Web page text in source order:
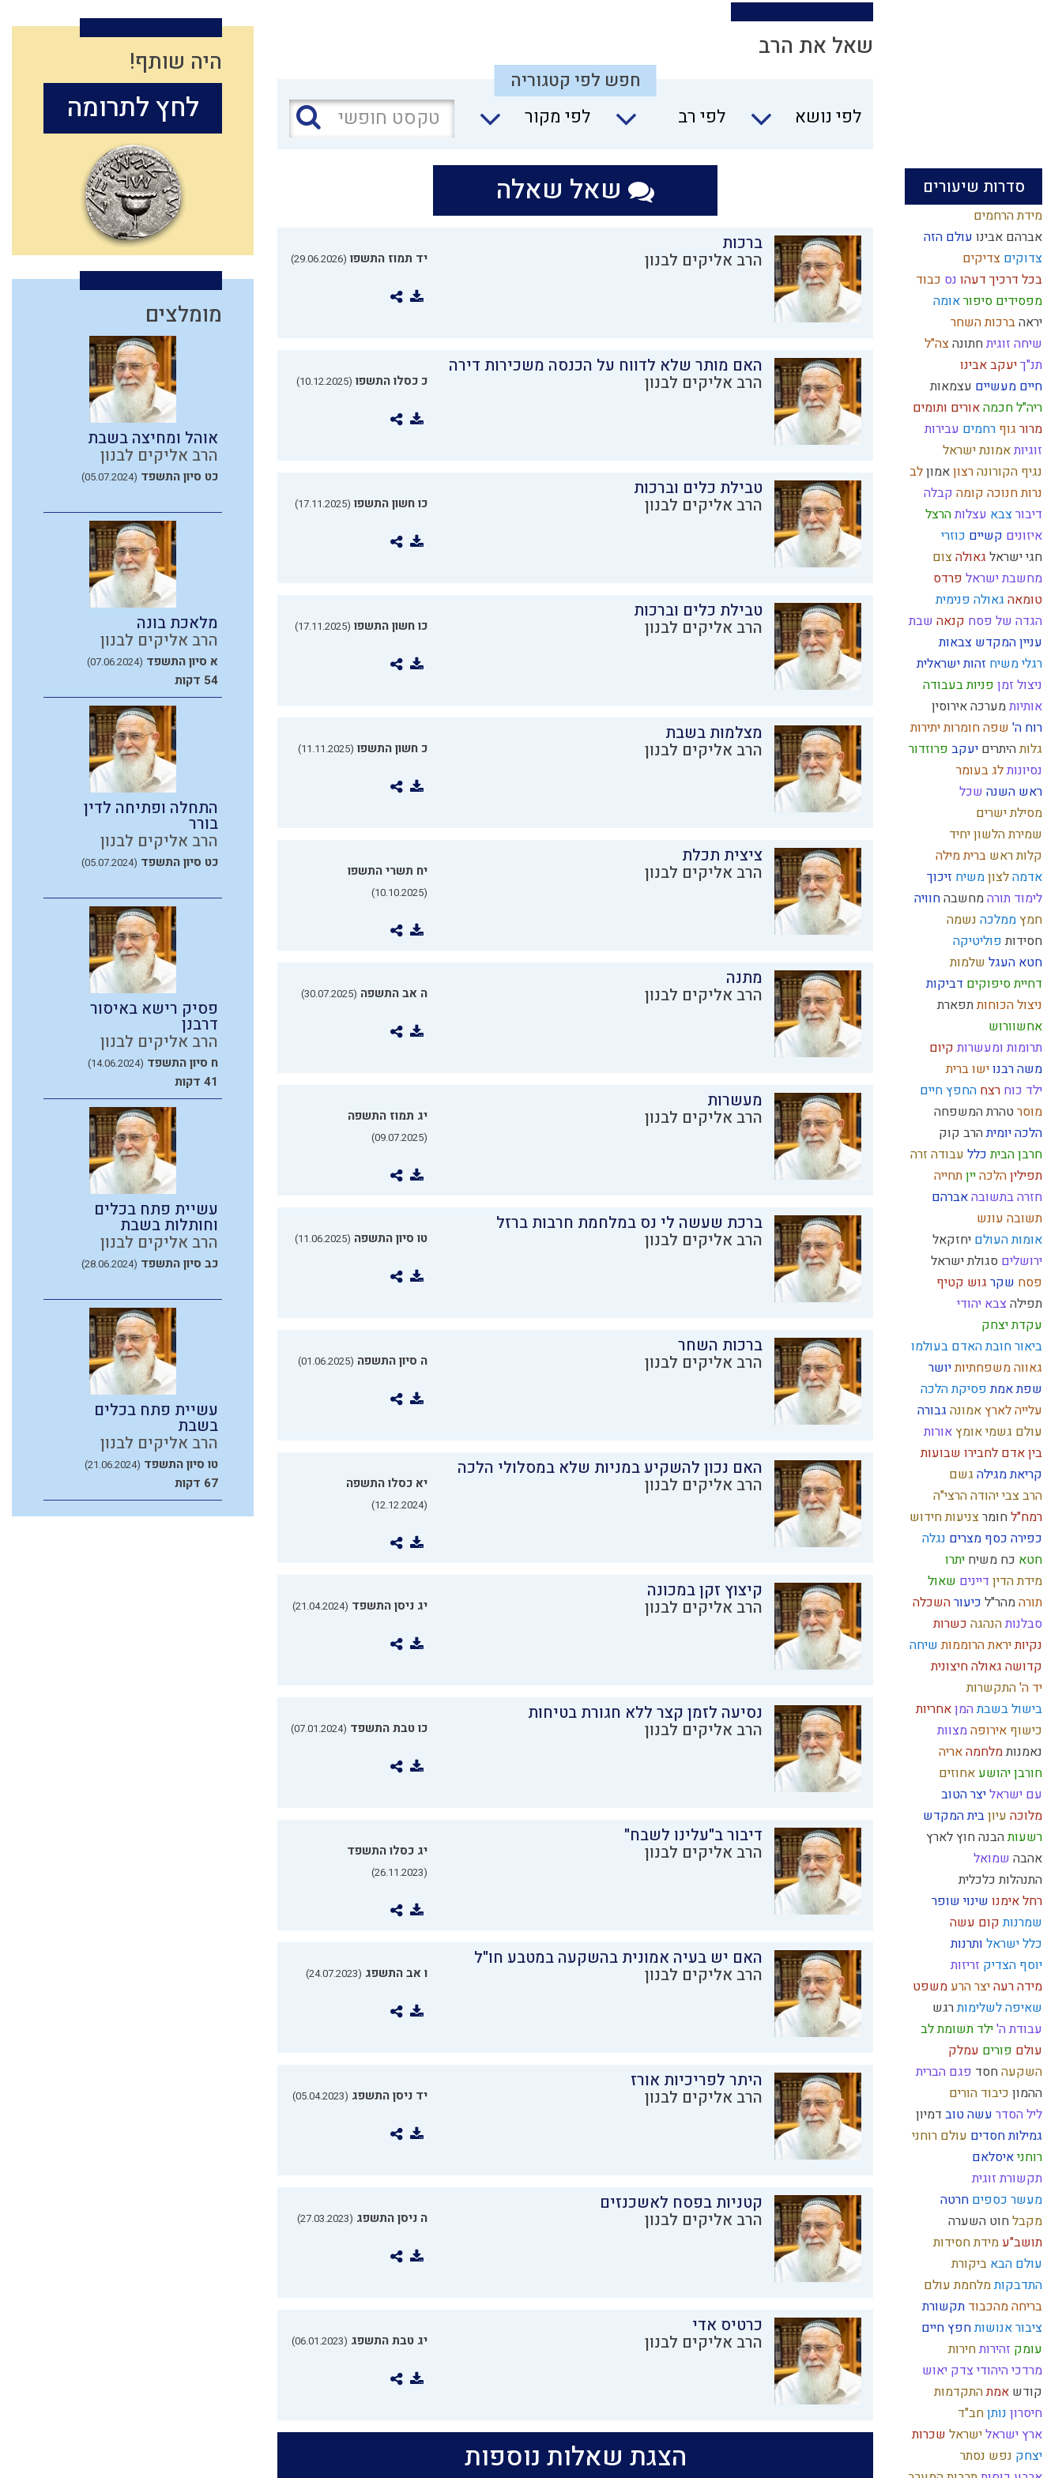
סדרות שיעורים
מידת הרחמים
אברהם אבינו עולם הזה
צדוקים צדיקים
בכל דרכיך דעהו נס כבוד
מפסידים סיפוראומה
יראהברכות השחר
שיחה זוגיתחתונהצה"ל
תנ"ךיעקב אבינו
חיים מעשיים עצמאות
ריה"לחכמהאורים ותומים
מרור גוף רחמים עבירות
זוגיותאמונת ישראל
נגיף הקורונהרצוןאמוןלב
נרות חנוכה קומה קבלה
דיבורצבא עצלותהרצל
איזונים קשיים כוזרי
חגי ישראל גאולהצום
מחשבת ישראל פרדס
טומאה גאולה פנימית
הגדה של פסח קנאה שבת
עניין המקדש צבאות
רגלי משיח זהות ישראלית
ניצול זמן פניות בעבודה
אותיותמערכהאירוסין
רוח ה' שפהחומרות יתירות
גלותהיתרים יעקב פרוזדור
נסיונותלג בעומר
ראש השנה שכל
מסילת ישרים
שמירת הלשוןיחיד
קלות ראש ברית מילה
אדמהלצוןמשיח זיכוך
לימוד תורהמחשבהחוויה
חמץממלכה נשמה
חסידותפוליטיקה
חטא העגל שלמות
דחיית סיפוקים דביקות
ניצול הכוחותתפארת
אחשוורוש
תרומות ומעשרות קיום
משה רבנוישוברית
ילד כוח רצח החפץ חיים
מוסרטהרת המשפחה
הלכה יומיתהרב קוק
חרבן הביתכלל עבודה זרה
תפיליןהלכהייןתחייה
חזרה בתשובהאברהם
תשובה עונש
אומות העולם יחזקאל
ירושלים סגולת ישראל
פסח שקר גוש קטיף
תפילה צבא יהודי
עקדת יצחק
ביאור חובת האדם בעולמו
גאווהמשפחתיותיושר
שפת אמתפסיקת הלכה
עלייה לארץאמונה גבורה
עולם גשמיאומץאורות
בין אדם לחבירו שבועות
קריאת מגילה גשם
הרב צבי יהודההרצי"ה
רמח"לחומרצניעותחידוש
כפירה כסף מצרים נגלה
חטא כח משיח יתרו
מידת הדין דיינים שאול
תורהמהר"ל כיעורהשכלה
סבלנותהנהגה כשרות
נקיותיראת הרוממותשיחה
קדושה גאולה חיצונית
יד ה'התקשרות
בישול בשבתהמןאחריות
כישוף אירופהמצוות
נאמנותמלחמהאריה
חורבןיהושע אחוזים
עם ישראליצר הטוב
מלוכה עיוןבית המקדש
רשעותהבנהחוץ לארץ
אהבה שמואל
התנהלות כלכלית
רחל אימנו שינוי שופר
שמרנותקום עשה
כלל ישראל ותרנות
יוסף הצדיק זריזות
מידה רעהיצר הרע משפט
שאיפה לשלימותרגש
עבודת ה'ילד תשומת לב
עולם פורים עמלק
השקעהחסד פגם הברית
ההמון כיבוד הורים
ליל הסדר עשה טוב דמיון
גמילות חסדים עולם רוחני
רוחניאיסלאם
תקשורת זוגית
מעשר כספים חרטה
מקבלחוט השערה
תושב"ע מידת חסידות
עולם הבא ביקורת
התדבקותמלחמת עולם
בריחה מהכבוד תקשורת
ציבוראנושותחפץ חיים
עומק זהירותחירות
מרדכי היהודי צדק יאוש
קודש אמתהתקדמות
חיסרון נותןחב"ד
ארץ ישראלישראל שכרות
יצחק נפש נסתר
שאל את הרב
חפש לפי קטגוריה
לפי נושא
לפי רב לפי מקור
שאל שאלה
ברכות
הרב אליקים לבנון יד תמוז התשפו (29.06.2026)
האם מותר שלא לדווח על הכנסה משכירות דירה
הרב אליקים לבנון כ כסלו התשפו (10.12.2025)
טבילת כלים וברכות
הרב אליקים לבנון כו חשון התשפו (17.11.2025)
טבילת כלים וברכות
הרב אליקים לבנון כו חשון התשפו (17.11.2025)
מצלמות בשבת
הרב אליקים לבנון כ חשון התשפו (11.11.2025)
ציצית תכלת
הרב אליקים לבנון יח תשרי התשפו
(10.10.2025)
מתנה
הרב אליקים לבנון ה אב התשפה (30.07.2025)
מעשרות
הרב אליקים לבנון יג תמוז התשפה
(09.07.2025)
ברכת שעשה לי נס במלחמת חרבות ברזל
הרב אליקים לבנון טו סיון התשפה (11.06.2025)
ברכות השחר
הרב אליקים לבנון ה סיון התשפה (01.06.2025)
האם נכון להשקיע במניות שלא במסלולי הלכה
הרב אליקים לבנון יא כסלו התשפה
(12.12.2024)
קיצוץ זקן במכונה
הרב אליקים לבנון יג ניסן התשפד (21.04.2024)
נסיעה לזמן קצר ללא חגורת בטיחות
הרב אליקים לבנון כו טבת התשפד (07.01.2024)
דיבור ב"עלינו לשבח"
הרב אליקים לבנון יג כסלו התשפד
(26.11.2023)
האם יש בעיה אמונית בהשקעה במטבע חו"ל
הרב אליקים לבנון ו אב התשפג (24.07.2023)
היתר לפריכיות אורז
הרב אליקים לבנון יד ניסן התשפג (05.04.2023)
קטניות בפסח לאשכנזים
הרב אליקים לבנון ה ניסן התשפג (27.03.2023)
כרטיס אדי
הרב אליקים לבנון יג טבת התשפג (06.01.2023)
הצגת שאלות נוספות
היה שותף!
לחץ לתרומה
מומלצים
אוהל ומחיצה בשבת
הרב אליקים לבנון
כט סיון התשפד (05.07.2024)
מלאכת בונה
הרב אליקים לבנון
א סיון התשפד (07.06.2024)
54 דקות
התחלה ופתיחה לדין
בורר
הרב אליקים לבנון
כט סיון התשפד (05.07.2024)
פסיק רישא באיסור
דרבנן
הרב אליקים לבנון
ח סיון התשפד (14.06.2024)
41 דקות
עשיית פתח בכלים
וחותלות בשבת
הרב אליקים לבנון
כב סיון התשפד (28.06.2024)
עשיית פתח בכלים
בשבת
הרב אליקים לבנון
טו סיון התשפד (21.06.2024)
67 דקות